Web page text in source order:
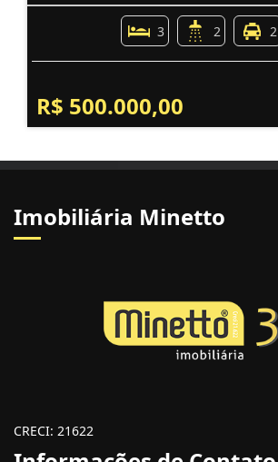
3 2 2
R$ 500.000,00
Imobiliária Minetto
CRECI: 21622